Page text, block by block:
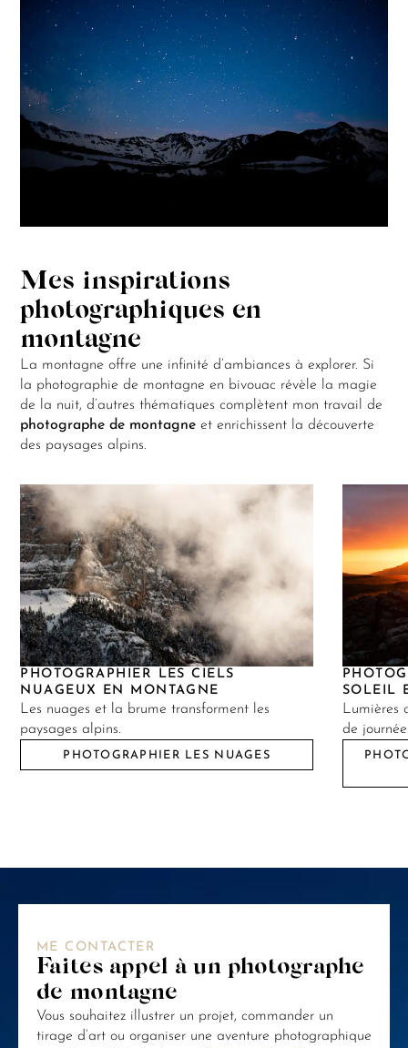
Mes inspirations
photographiques en
montagne
La montagne offre une infinité d’ambiances à explorer. Si
la photographie de montagne en bivouac révèle la magie
de la nuit, d’autres thématiques complètent mon travail de
photographe de montagne et enrichissent la découverte
des paysages alpins.
PHOTOGRAPHIER LES CIELS
NUAGEUX EN MONTAGNE
Les nuages et la brume transforment les
paysages alpins.
PHOTOGRAPHIER LES NUAGES
SOLEIL
Lumières
de
ME CONTACTER
Faites appel à un photographe
de montagne
Vous souhaitez illustrer un projet, commander un
tirage d’art ou organiser une aventure photographique